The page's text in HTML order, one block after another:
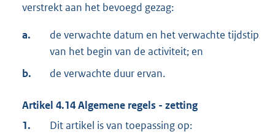
verstrekt aan het bevoegd gezag:
a.
de verwachte datum en het verwachte tijdstip
van het begin van de activiteit; en
b.
de verwachte duur ervan.
Artikel 4.14Algemene regels - zetting
1.
Dit artikel is van toepassing op: